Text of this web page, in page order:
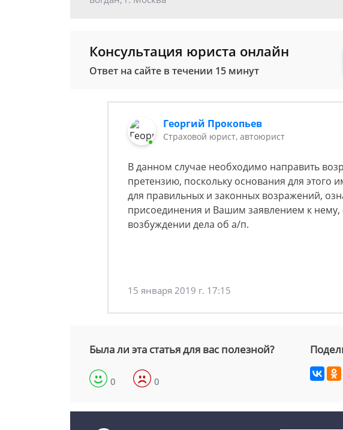
Консультация юриста онлайн
Ответ на сайте в течении 15 минут
Георгий Прокопьев
Страховой юрист, автоюрист
В данном случае необходимо направить
претензию, поскольку основания для этого
для правильных и законных возражений,
присоединения и Вашим заявлением к нему,
возбуждении дела об а/п.
15 января 2019 г. 17:15
Была ли эта статья для вас полезной?
0 0